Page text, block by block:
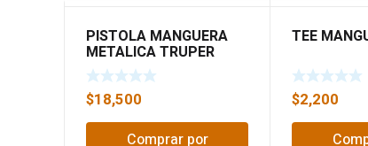
PISTOLA MANGUERA
METALICA TRUPER
17483
$18,500
Comprar por
TEE
$2,200